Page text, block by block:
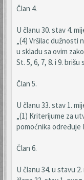
Član 4.
U članu 30. stav 4.
„(4) Vršilac dužnosti
u skladu sa ovim
St. 5, 6, 7, 8. i 9. brišu
Član 5.
U članu 33. stav 1.
„(1) Kriterijume za
pomoćnika određuje
Član 6.
U članu 34. u stavu